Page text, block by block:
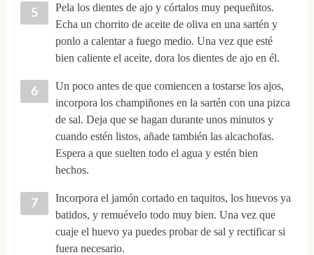
Pela los dientes de ajo y córtalos muy pequeñitos.
Echa un chorrito de aceite de oliva en una sartén y
ponlo a calentar a fuego medio. Una vez que esté
bien caliente el aceite, dora los dientes de ajo en él.
Un poco antes de que comiencen a tostarse los ajos,
incorpora los champiñones en la sartén con una pizca
de sal. Deja que se hagan durante unos minutos y
cuando estén listos, añade también las alcachofas.
Espera a que suelten todo el agua y estén bien
hechos.
Incorpora el jamón cortado en taquitos, los huevos ya
batidos, y remuévelo todo muy bien. Una vez que
cuaje el huevo ya puedes probar de sal y rectificar si
fuera necesario.